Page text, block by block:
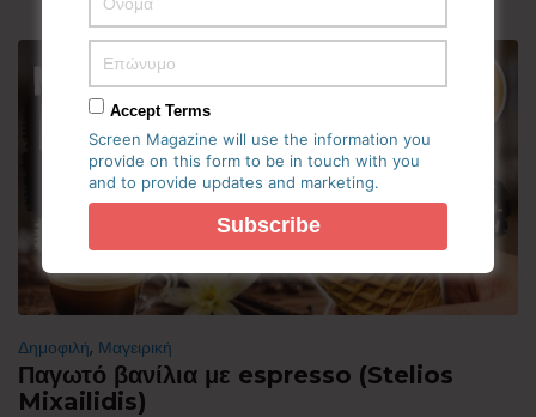
Δημοφιλή, Μαγειρική
Παγωτό βανίλια με espresso (Stelios
Mixailidis)
Accept Terms
Screen Magazine will use the information you
provide on this form to be in touch with you
and to provide updates and marketing.